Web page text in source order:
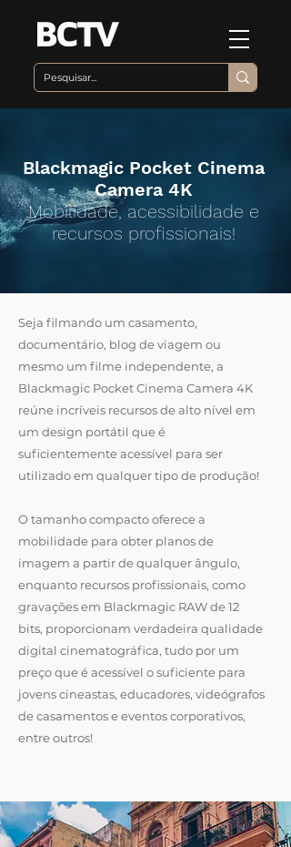
Blackmagic Pocket Cinema
Camera 4K
Mobilidade, acessibilidade e
recursos profissionais!
Seja filmando um casamento,
documentário, blog de viagem ou
mesmo um filme independente, a
Blackmagic Pocket Cinema Camera 4K
reúne incríveis recursos de alto nível em
um design portátil que é
suficientemente acessível para ser
utilizado em qualquer tipo de produção!
O tamanho compacto oferece a
mobilidade para obter planos de
imagem a partir de qualquer ângulo,
enquanto recursos profissionais, como
gravações em Blackmagic RAW de 12
bits, proporcionam verdadeira qualidade
digital cinematográfica, tudo por um
preço que é acessível o suficiente para
jovens cineastas, educadores, videógrafos
de casamentos e eventos corporativos,
entre outros!